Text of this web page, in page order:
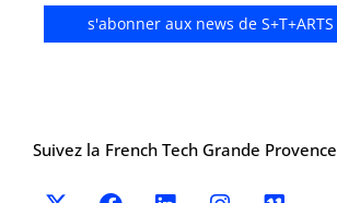
s'abonner aux news de S+T+ARTS
Suivez la French Tech Grande Provence
X F L I V